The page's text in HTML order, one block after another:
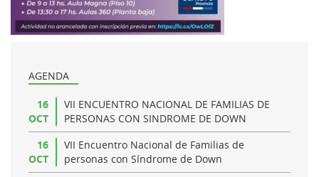
AGENDA
16
OCT
VII ENCUENTRO NACIONAL DE FAMILIAS DE
PERSONAS CON SINDROME DE DOWN
16
OCT
VII Encuentro Nacional de Familias de
personas con Síndrome de Down